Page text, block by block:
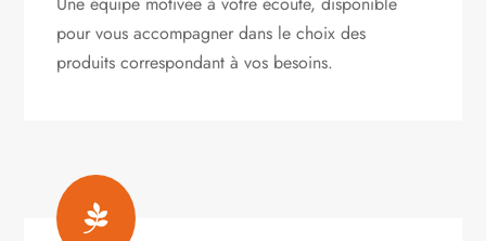
pour vous accompagner dans le choix des
produits correspondant à vos besoins.
